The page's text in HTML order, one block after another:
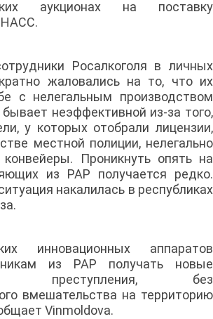
аукционах на поставку
Росалкоголя в личных
жаловались на то, что их
с нелегальным производством
бывает неэффективной из-за того,
у которых отобрали лицензии,
местной полиции, нелегально
Проникнуть опять на
из РАР получается редко.
накалилась в республиках
инновационных аппаратов
из РАР получать новые
преступления, без
вмешательства на территорию
Vinmoldova.